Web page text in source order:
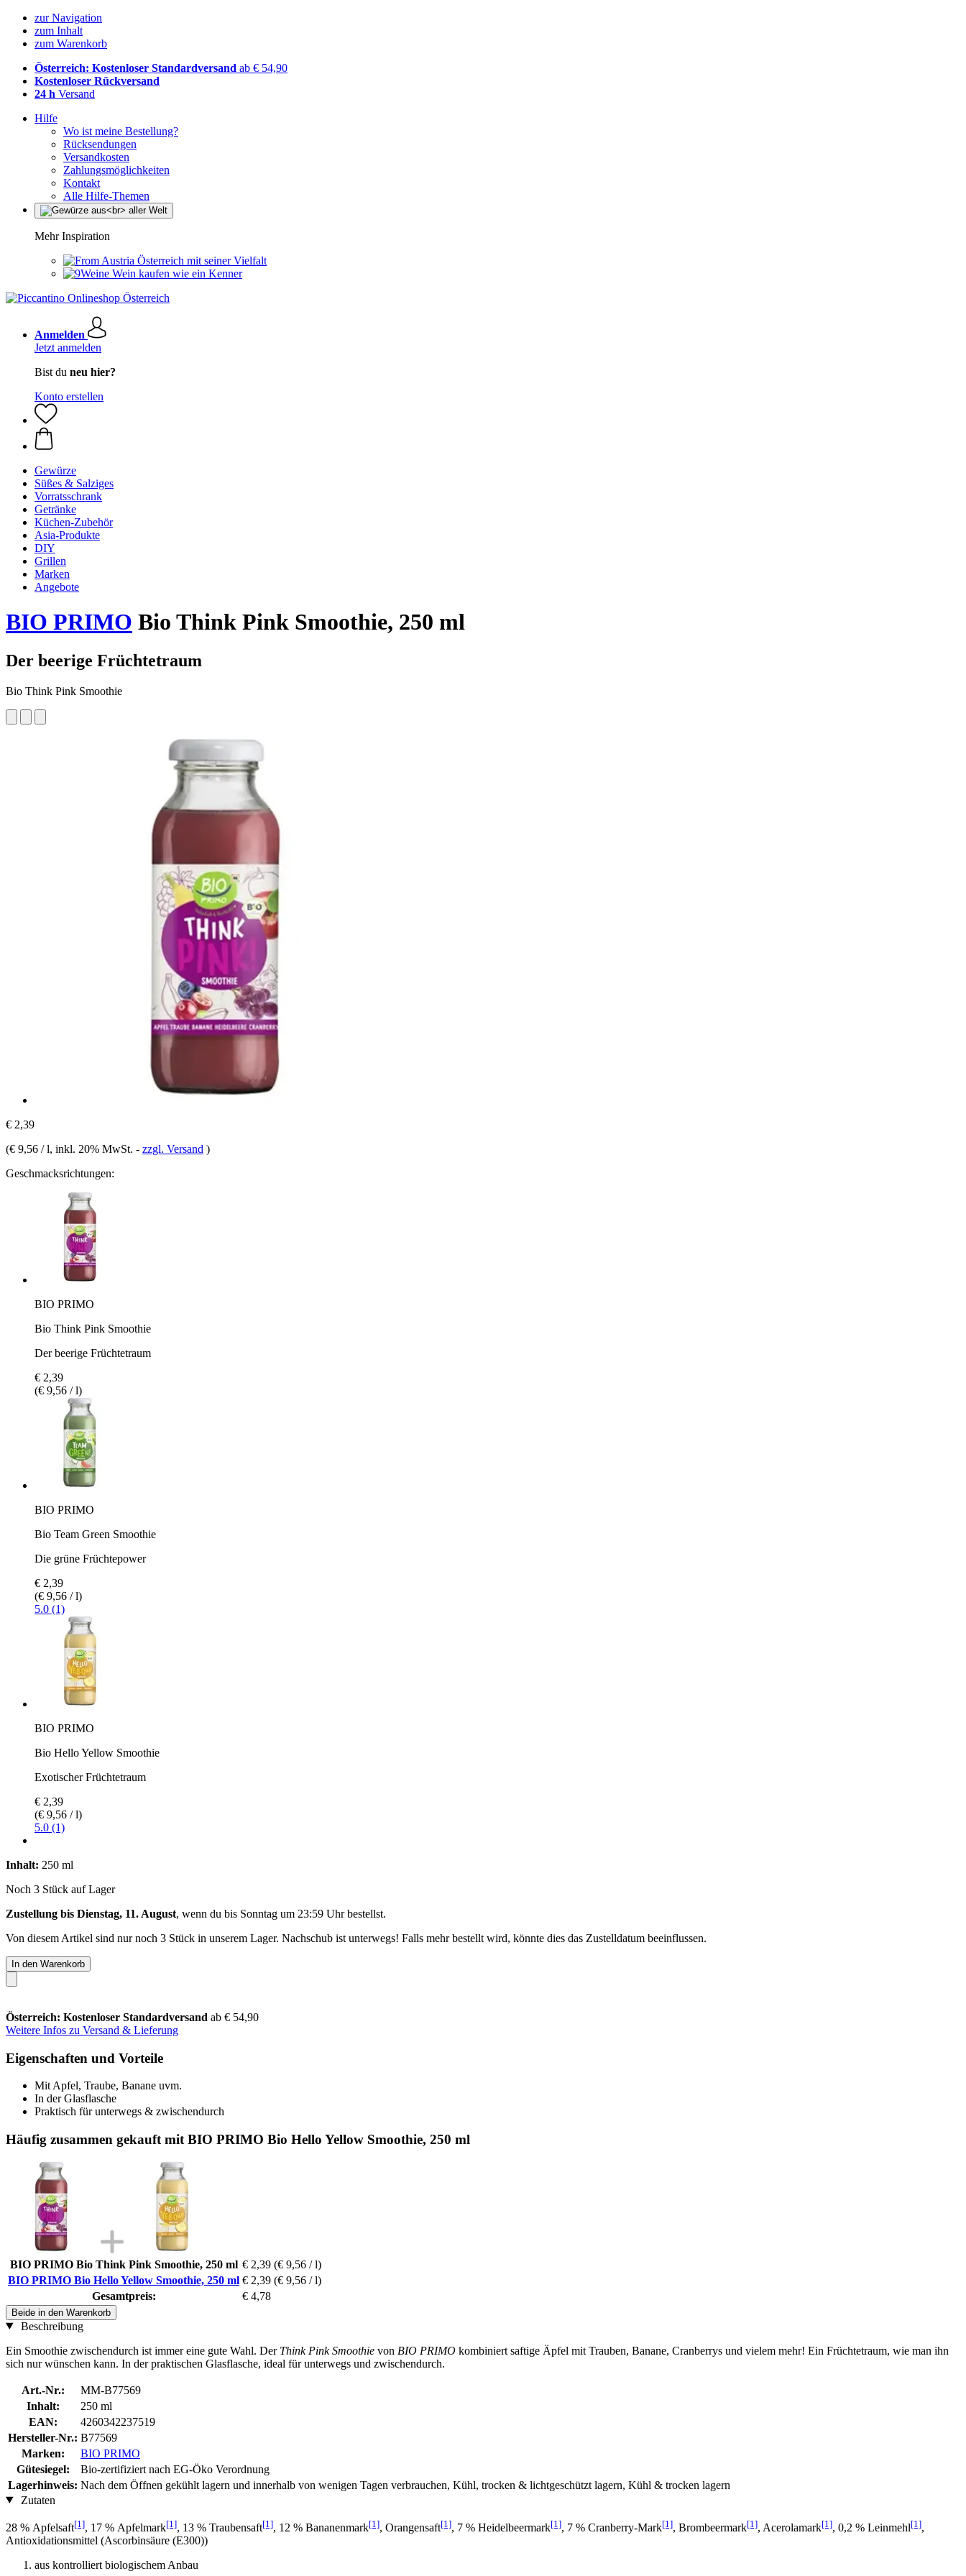
zur Navigation
zum Inhalt
zum Warenkorb
Österreich: Kostenloser Standardversand ab € 54,90
Kostenloser Rückversand
24 h Versand
Hilfe
Wo ist meine Bestellung?
Rücksendungen
Versandkosten
Zahlungsmöglichkeiten
Kontakt
Alle Hilfe-Themen
Mehr Inspiration
Österreich mit seiner Vielfalt
Wein kaufen wie ein Kenner
Anmelden
Jetzt anmelden
Bist du neu hier?
Konto erstellen
Gewürze
Süßes & Salziges
Vorratsschrank
Getränke
Küchen-Zubehör
Asia-Produkte
DIY
Grillen
Marken
Angebote
BIO PRIMO Bio Think Pink Smoothie, 250 ml
Der beerige Früchtetraum
Bio Think Pink Smoothie
€ 2,39
(€ 9,56 / l, inkl. 20% MwSt. - zzgl. Versand )
Geschmacksrichtungen:
BIO PRIMO
Bio Think Pink Smoothie
Der beerige Früchtetraum
€ 2,39
(€ 9,56 / l)
BIO PRIMO
Bio Team Green Smoothie
Die grüne Früchtepower
€ 2,39
(€ 9,56 / l)
5.0 (1)
BIO PRIMO
Bio Hello Yellow Smoothie
Exotischer Früchtetraum
€ 2,39
(€ 9,56 / l)
5.0 (1)
Inhalt: 250 ml
Noch 3 Stück auf Lager
Zustellung bis Dienstag, 11. August, wenn du bis Sonntag um 23:59 Uhrbestellst.
Von diesem Artikel sind nur noch 3 Stück in unserem Lager. Nachschub ist unterwegs! Falls mehr bestellt wird, könnte dies das Zustelldatum beeinflussen.
In den Warenkorb
Österreich: Kostenloser Standardversand ab € 54,90
Weitere Infos zu Versand & Lieferung
Eigenschaften und Vorteile
Mit Apfel, Traube, Banane uvm.
In der Glasflasche
Praktisch für unterwegs & zwischendurch
Häufig zusammen gekauft mit BIO PRIMO Bio Hello Yellow Smoothie, 250 ml
BIO PRIMO Bio Think Pink Smoothie, 250 ml € 2,39 (€ 9,56 / l)
BIO PRIMO Bio Hello Yellow Smoothie, 250 ml € 2,39 (€ 9,56 / l)
Gesamtpreis:
€ 4,78
Beide in den Warenkorb
Beschreibung
Ein Smoothie zwischendurch ist immer eine gute Wahl. Der Think Pink Smoothie von BIO PRIMO kombiniert saftige Äpfel mit Trauben, Banane, Cranberrys und vielem mehr! Ein Früchtetraum, wie man ihn
sich nur wünschen kann. In der praktischen Glasflasche, ideal für unterwegs und zwischendurch.
Art.-Nr.:
MM-B77569
Inhalt:
250 ml
EAN:
4260342237519
Hersteller-Nr.: B77569
Marken:
BIO PRIMO
Gütesiegel:
Bio-zertifiziert nach EG-Öko Verordnung
Lagerhinweis: Nach dem Öffnen gekühlt lagern und innerhalb von wenigen Tagen verbrauchen, Kühl, trocken & lichtgeschützt lagern, Kühl & trocken lagern
Zutaten
28 % Apfelsaft[1], 17 % Apfelmark[1], 13 % Traubensaft[1], 12 % Bananenmark[1], Orangensaft[1], 7 % Heidelbeermark[1], 7 % Cranberry-Mark[1], Brombeermark[1], Acerolamark[1], 0,2 % Leinmehl[1],
Antioxidationsmittel (Ascorbinsäure (E300))
aus kontrolliert biologischem Anbau